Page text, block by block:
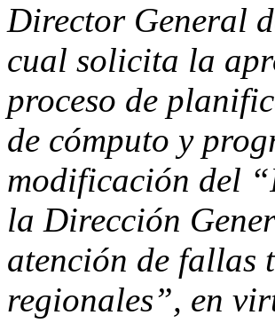
Director General
cual solicita la
proceso de
de cómputo y
modificación del
la Dirección
atención de fallas
regionales”, en